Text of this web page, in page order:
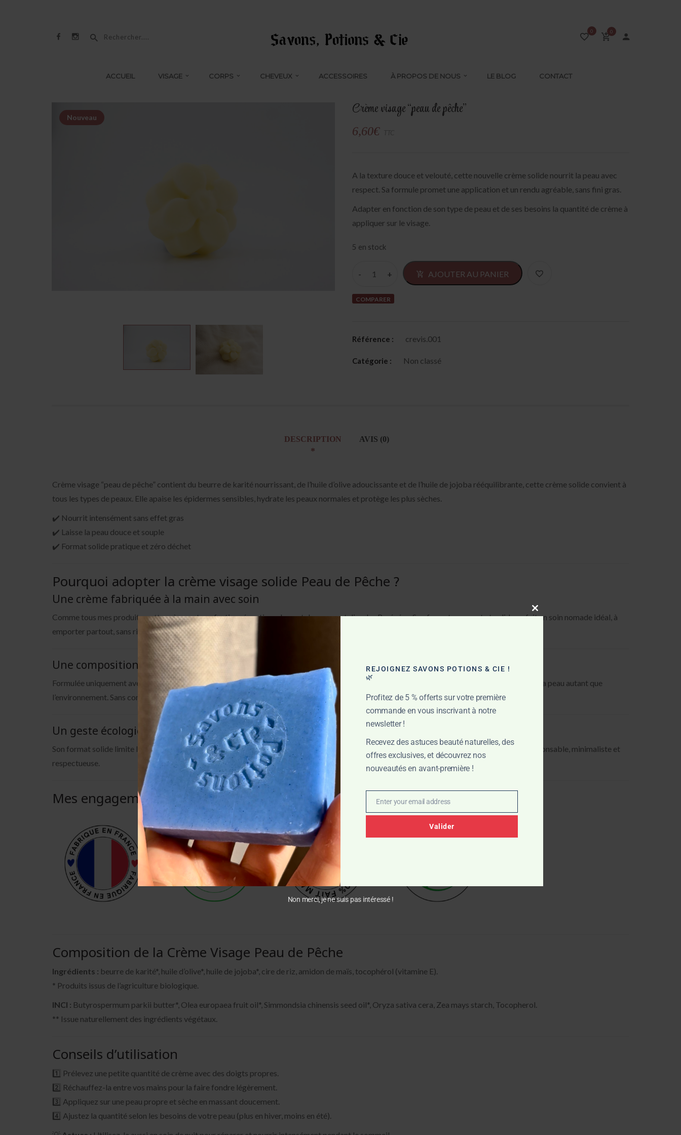
0 0
ACCUEIL VISAGE CORPS CHEVEUX ACCESSOIRES À PROPOS DE NOUS LE BLOG CONTACT
Nouveau Crème visage “peau de pêche”
6,60€
A la texture douce et velouté, cette nouvelle crème solide nourrit la peau avec
respect. Sa formule promet une application et un rendu agréable, sans fini gras.
Adapter en fonction de son type de peau et de ses besoins la quantité de crème à
appliquer sur le visage.
5 en stock
AJOUTER AU PANIER
COMPARER
Référence : crevis.001
Catégorie : Non classé
DESCRIPTION AVIS (0)
Crème visage “peau de pêche” contient du beurre de karité nourrissant, de l’huile d’olive adoucissante et de l’huile de jojoba rééquilibrante, cette crème solide convient à
tous les types de peaux. Elle apaise les épidermes sensibles, hydrate les peaux normales et protège les plus sèches.
✔️ Nourrit intensément sans effet gras
✔️ Laisse la peau douce et souple
✔️ Format solide pratique et zéro déchet
Pourquoi adopter la crème visage solide Peau de Pêche ?
Une crème fabriquée à la main avec soin
Comme tous mes produits, cette crème est confectionnée artisanalement dans mon atelier des Pyrénées. Son format compact et solide en fait un soin nomade idéal, à
emporter partout, sans risque de fuite ni de gaspillage.
Une composition minimaliste, efficace et naturelle
Formulée uniquement avec des beurres et huiles végétales de haute qualité issus de l’agriculture biologique, la crème “Peau de pêche” respecte la peau autant que
l’environnement. Sans conservateur, sans parfum synthétique, sans allergène, elle convient aussi aux peaux sensibles.
Un geste écologique et zéro déchet
Son format solide limite l’usage de contenants plastiques et permet une longue durée d’utilisation. Un produit engagé pour une beauté plus responsable, minimaliste et
respectueuse.
Mes engagements
Composition de la Crème Visage Peau de Pêche
Ingrédients : beurre de karité*, huile d’olive*, huile de jojoba*, cire de riz, amidon de maïs, tocophérol (vitamine E).
* Produits issus de l’agriculture biologique.
INCI : Butyrospermum parkii butter*, Olea europaea fruit oil*, Simmondsia chinensis seed oil*, Oryza sativa cera, Zea mays starch, Tocopherol.
** Issue naturellement des ingrédients végétaux.
Conseils d’utilisation
1️⃣ Prélevez une petite quantité de crème avec des doigts propres.
2️⃣ Réchauffez-la entre vos mains pour la faire fondre légèrement.
3️⃣ Appliquez sur une peau propre et sèche en massant doucement.
4️⃣ Ajustez la quantité selon les besoins de votre peau (plus en hiver, moins en été).
Close
REJOIGNEZ SAVONS POTIONS & CIE !
🌿
Profitez de 5 % offerts sur votre première
commande en vous inscrivant à notre
newsletter !
Recevez des astuces beauté naturelles, des
offres exclusives, et découvrez nos
nouveautés en avant-première !
Email
Enter your email address
Valider
Non merci, je ne suis pas intéressé !